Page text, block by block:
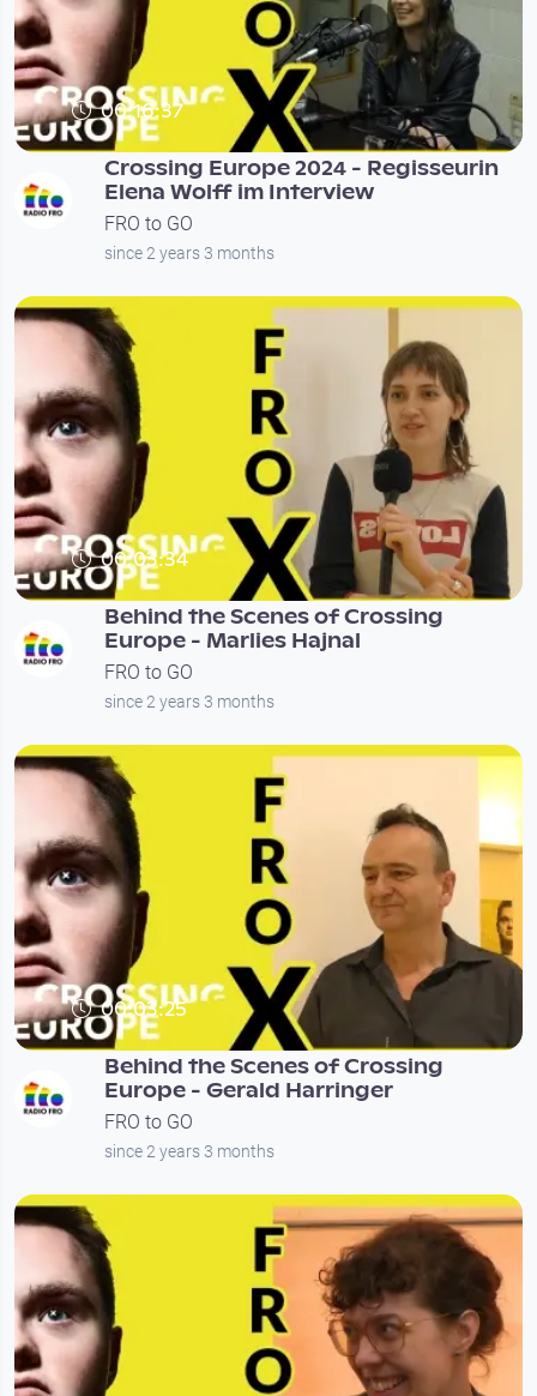
00:16:37
Crossing Europe 2024 - Regisseurin
Elena Wolff im Interview
FRO to GO
since 2 years 3 months
00:03:34
Behind the Scenes of Crossing
Europe - Marlies Hajnal
FRO to GO
since 2 years 3 months
00:03:25
Behind the Scenes of Crossing
Europe - Gerald Harringer
FRO to GO
since 2 years 3 months